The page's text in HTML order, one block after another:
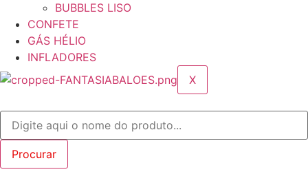
BUBBLES LISO
CONFETE
GÁS HÉLIO
INFLADORES
X